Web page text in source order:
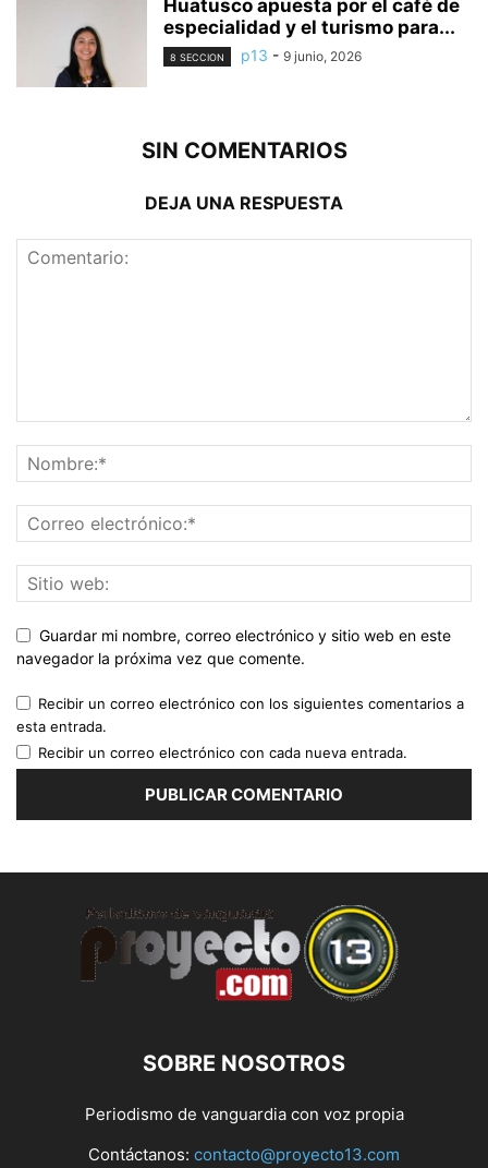
Huatusco apuesta por el café de
especialidad y el turismo para...
8 SECCION p13 - 9 junio, 2026
SIN COMENTARIOS
DEJA UNA RESPUESTA
Guardar mi nombre, correo electrónico y sitio web en este
navegador la próxima vez que comente.
Recibir un correo electrónico con los siguientes comentarios a
esta entrada.
Recibir un correo electrónico con cada nueva entrada.
SOBRE NOSOTROS
Periodismo de vanguardia con voz propia
Contáctanos: contacto@proyecto13.com